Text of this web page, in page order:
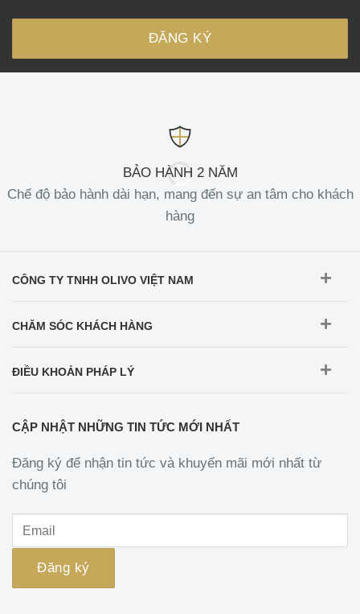
BẢO HÀNH 2 NĂM
Chế độ bảo hành dài hạn, mang đến sự an tâm cho khách
hàng
CÔNG TY TNHH OLIVO VIỆT NAM
CHĂM SÓC KHÁCH HÀNG
ĐIỀU KHOẢN PHÁP LÝ
CẬP NHẬT NHỮNG TIN TỨC MỚI NHẤT
Đăng ký để nhận tin tức và khuyến mãi mới nhất từ
chúng tôi